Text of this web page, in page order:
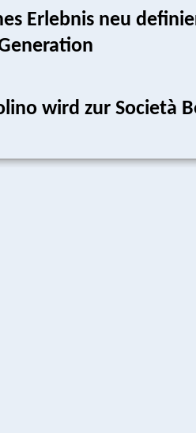
Erlebnis neu
wird zur Società